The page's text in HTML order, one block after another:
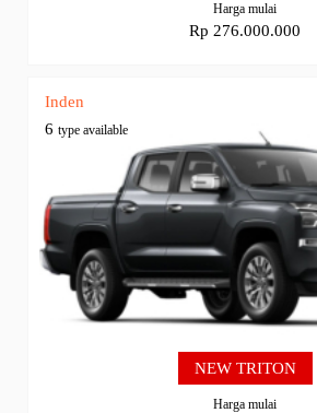
Harga mulai
Rp 276.000.000
Inden
6 type available
NEW TRITON
Harga mulai